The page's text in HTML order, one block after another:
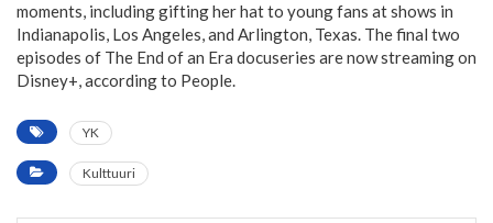
moments, including gifting her hat to young fans at shows in
Indianapolis, Los Angeles, and Arlington, Texas. The final two
episodes of The End of an Era docuseries are now streaming on
Disney+, according to People.
YK
Kulttuuri